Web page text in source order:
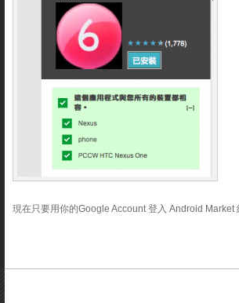
現在只要用你的Google Account 登入 Android